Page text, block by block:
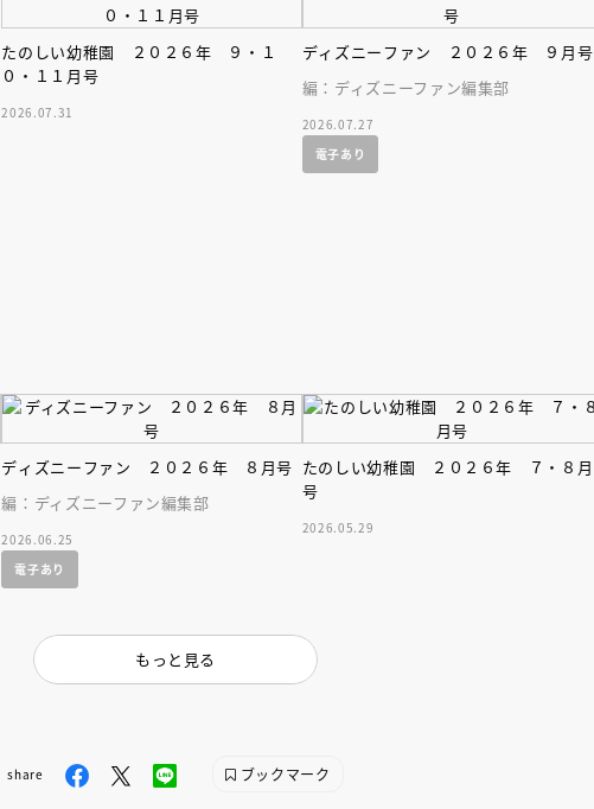
たのしい幼稚園 ２０２６年 ９・１
０・１１月号
2026.07.31
ディズニーファン ２０２６年 ９月号
編：ディズニーファン編集部
2026.07.27
電子あり
ディズニーファン ２０２６年 ８月号
編：ディズニーファン編集部
2026.06.25
電子あり
たのしい幼稚園 ２０２６年 ７・８月
号
2026.05.29
もっと見る
share ブックマーク